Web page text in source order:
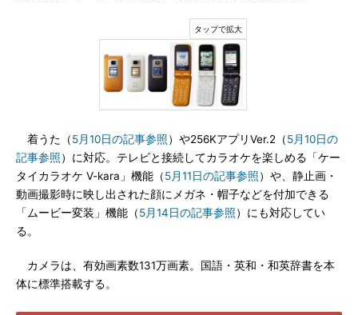
着うた（5月10日の記事参照）や256KアプリVer.2（5月10日の
記事参照）に対応。テレビと接続してカラオケを楽しめる「ケー
タイカラオケ V-kara」機能（5月11日の記事参照）や、静止画・
動画撮影時に映し出された顔にメガネ・帽子などを付加できる
「ムービー変装」機能（5月14日の記事参照）にも対応してい
る。
カメラは、有効画素数131万画素。国語・英和・和英辞書を本
体に標準搭載する。